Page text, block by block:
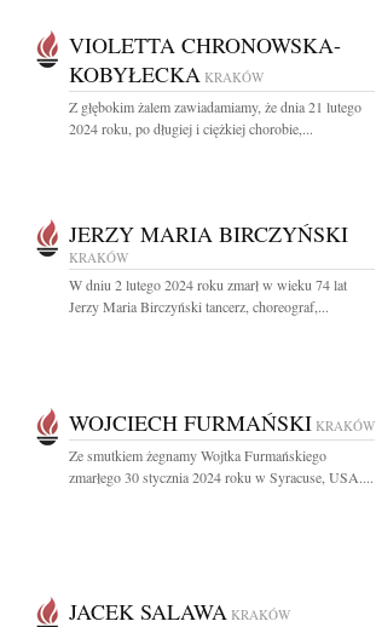
VIOLETTA CHRONOWSKA-
KOBYŁECKA KRAKÓW
Z głębokim żalem zawiadamiamy, że dnia 21 lutego
2024 roku, po długiej i ciężkiej chorobie,...
JERZY MARIA BIRCZYŃSKI
KRAKÓW
W dniu 2 lutego 2024 roku zmarł w wieku 74 lat
Jerzy Maria Birczyński tancerz, choreograf,...
WOJCIECH FURMAŃSKI KRAKÓW
Ze smutkiem żegnamy Wojtka Furmańskiego
zmarłego 30 stycznia 2024 roku w Syracuse, USA....
JACEK SALAWA KRAKÓW